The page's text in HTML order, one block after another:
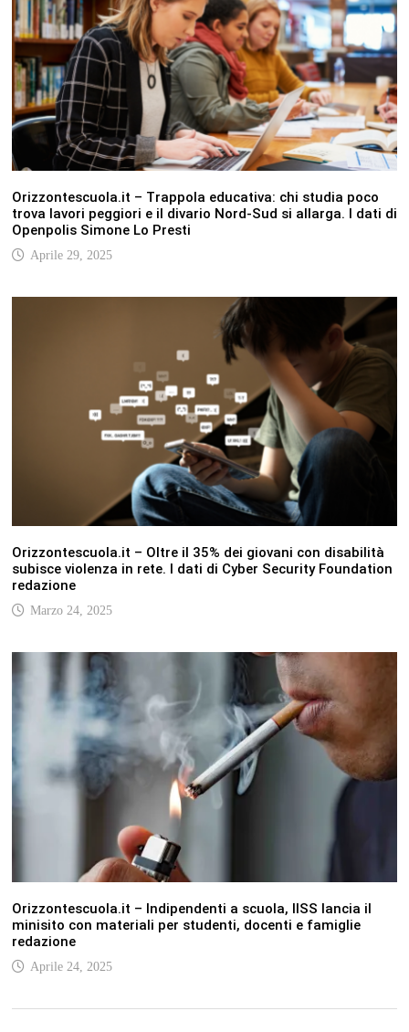
Orizzontescuola.it – Trappola educativa: chi studia poco
trova lavori peggiori e il divario Nord-Sud si allarga. I dati di
Openpolis Simone Lo Presti
Aprile 29, 2025
Orizzontescuola.it – Oltre il 35% dei giovani con disabilità
subisce violenza in rete. I dati di Cyber Security Foundation
redazione
Marzo 24, 2025
Orizzontescuola.it – Indipendenti a scuola, lISS lancia il
minisito con materiali per studenti, docenti e famiglie
redazione
Aprile 24, 2025